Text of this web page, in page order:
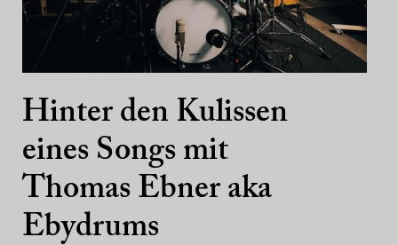
Hinter den Kulissen
eines Songs mit
Thomas Ebner aka
Ebydrums